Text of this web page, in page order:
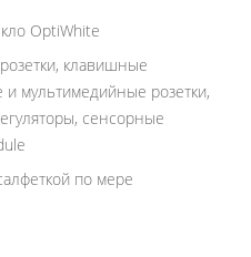
OptiWhite
клавишные
мультимедийные розетки,
сенсорные
по мере